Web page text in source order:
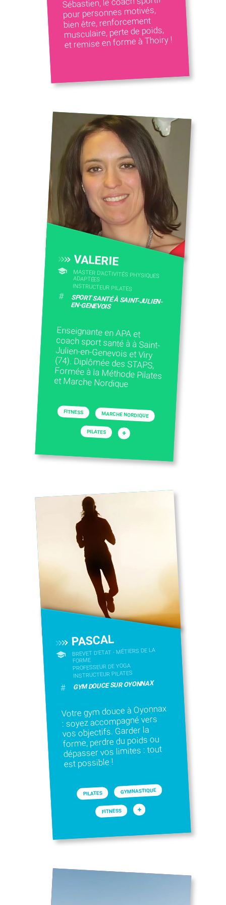
pour personnes motivés,
bien être, renforcement
musculaire, perte de poids,
et remise en forme à Thoiry !
VALERIE
MASTER D'ACTIVITÉS PHYSIQUES
ADAPTÉES
INSTRUCTEUR PILATES
# SPORT SANTÉ À SAINT-JULIEN-
EN-GENEVOIS
Enseignante en APA et
coach sport santé à à Saint-
Julien-en-Genevois et Viry
(74). Diplômée des STAPS,
Formée à la Méthode Pilates
et Marche Nordique
FITNESS MARCHE NORDIQUE
PILATES +
PASCAL
BREVET D'ETAT - MÉTIERS DE LA
FORME
PROFESSEUR DE YOGA
INSTRUCTEUR PILATES
# GYM DOUCE SUR OYONNAX
Votre gym douce à Oyonnax
: soyez accompagné vers
vos objectifs. Garder la
forme, perdre du poids ou
dépasser vos limites : tout
est possible !
PILATES GYMNASTIQUE
FITNESS +